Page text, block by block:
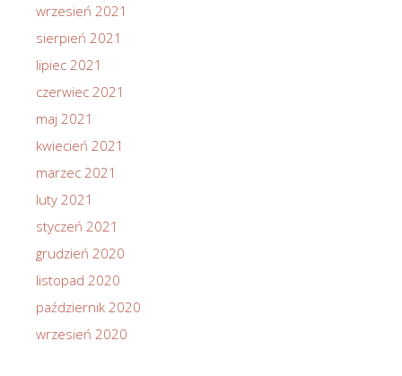
wrzesień 2021
sierpień 2021
lipiec 2021
czerwiec 2021
maj 2021
kwiecień 2021
marzec 2021
luty 2021
styczeń 2021
grudzień 2020
listopad 2020
październik 2020
wrzesień 2020